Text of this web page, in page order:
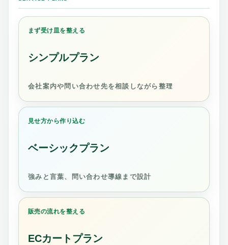
まず受け皿を整える
シンプルプラン
会社案内や問い合わせ先を相談しながら整理
見せ方から作り込む
ベーシックプラン
強みと言葉、問い合わせ導線まで設計
販売の流れを整える
ECカートプラン